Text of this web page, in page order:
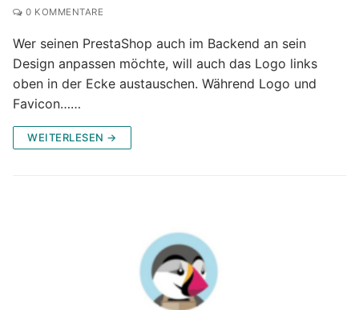
0 KOMMENTARE
Wer seinen PrestaShop auch im Backend an sein
Design anpassen möchte, will auch das Logo links
oben in der Ecke austauschen. Während Logo und
Favicon……
WEITERLESEN →